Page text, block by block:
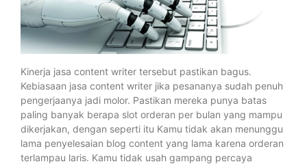
Kinerja jasa content writer tersebut pastikan bagus.
Kebiasaan jasa content writer jika pesananya sudah penuh
pengerjaanya jadi molor. Pastikan mereka punya batas
paling banyak berapa slot orderan per bulan yang mampu
dikerjakan, dengan seperti itu Kamu tidak akan menunggu
lama penyelesaian blog content yang lama karena orderan
terlampau laris. Kamu tidak usah gampang percaya